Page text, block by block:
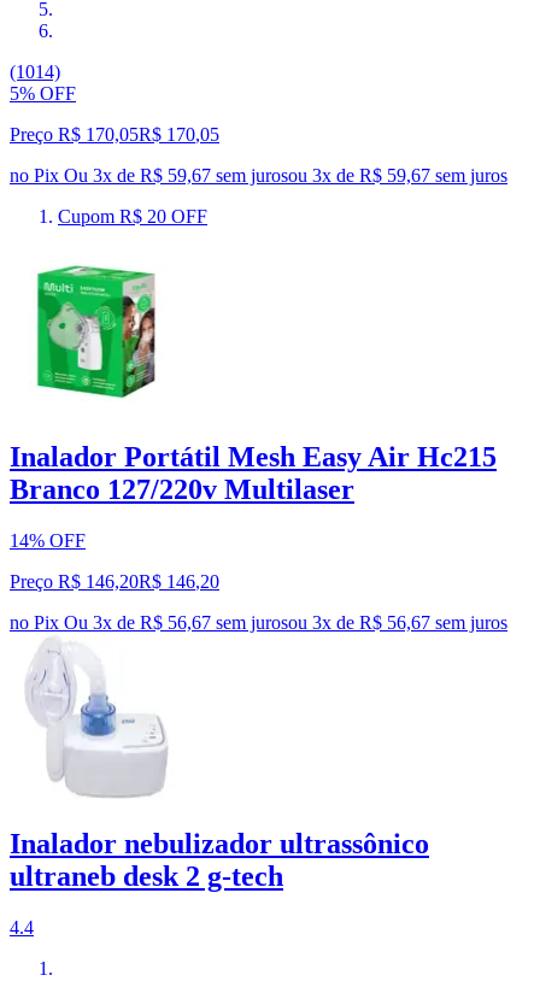
(1014)
5% OFF
Preço R$ 170,05R$ 170,05
no Pix Ou 3x de R$ 59,67 sem jurosou 3x de R$ 59,67 sem juros
Cupom R$ 20 OFF
Inalador Portátil Mesh Easy Air Hc215
Branco 127/220v Multilaser
14% OFF
Preço R$ 146,20R$ 146,20
no Pix Ou 3x de R$ 56,67 sem jurosou 3x de R$ 56,67 sem juros
Inalador nebulizador ultrassônico
ultraneb desk 2 g-tech
4.4